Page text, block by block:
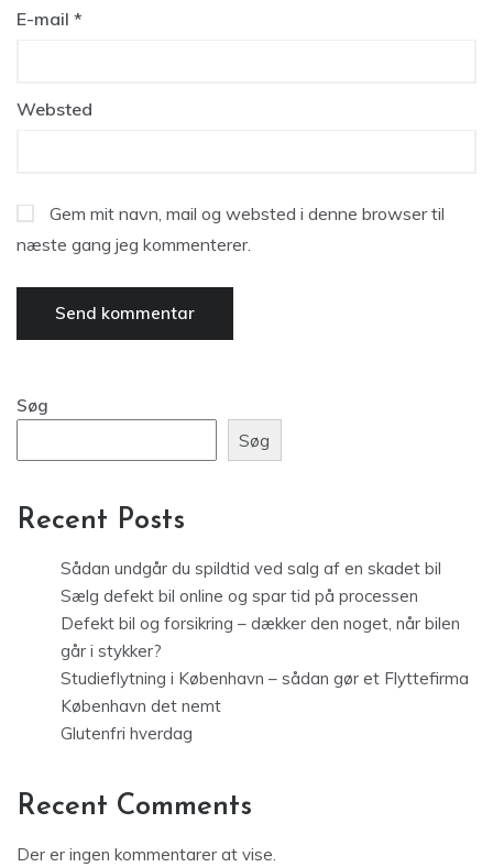
E-mail *
Websted
Gem mit navn, mail og websted i denne browser til
næste gang jeg kommenterer.
Søg
Søg
Recent Posts
Sådan undgår du spildtid ved salg af en skadet bil
Sælg defekt bil online og spar tid på processen
Defekt bil og forsikring – dækker den noget, når bilen
går i stykker?
Studieflytning i København – sådan gør et Flyttefirma
København det nemt
Glutenfri hverdag
Recent Comments
Der er ingen kommentarer at vise.